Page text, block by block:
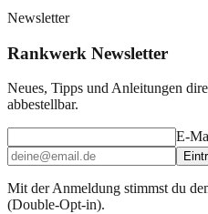
Newsletter
Rankwerk Newsletter
Neues, Tipps und Anleitungen
abbestellbar.
E-
Mit der Anmeldung stimmst du
(Double-Opt-in).